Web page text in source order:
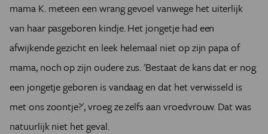
mama K. meteen een wrang gevoel vanwege het uiterlijk
van haar pasgeboren kindje. Het jongetje had een
afwijkende gezicht en leek helemaal niet op zijn papa of
mama, noch op zijn oudere zus. 'Bestaat de kans dat er nog
een jongetje geboren is vandaag en dat het verwisseld is
met ons zoontje?', vroeg ze zelfs aan vroedvrouw. Dat was
natuurlijk niet het geval.